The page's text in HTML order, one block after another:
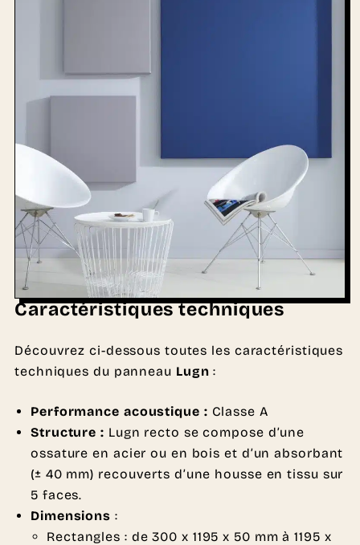
Caractéristiques techniques
Découvrez ci-dessous toutes les caractéristiques
techniques du panneau Lugn :
Performance acoustique : Classe A
Structure : Lugn recto se compose d’une
ossature en acier ou en bois et d’un absorbant
(± 40 mm) recouverts d’une housse en tissu sur
5 faces.
Dimensions :
Rectangles : de 300 x 1195 x 50 mm à 1195 x